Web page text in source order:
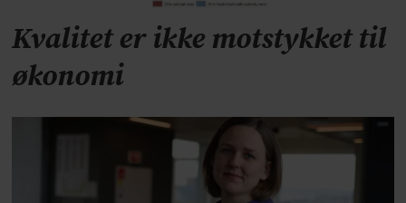
Kvalitet er ikke motstykket til
økonomi